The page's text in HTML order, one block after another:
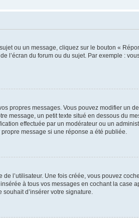
ou un message, cliquez sur le bouton «
l’écran du forum ou du sujet. Par exemple :
propres messages. Vous pouvez modifier un
message, un petit texte situé en dessous du
effectuée par un modérateur ou un
message si une réponse a été publiée.
l’utilisateur. Une fois créée, vous pouvez
à tous vos messages en cochant la case
d’insérer votre signature.